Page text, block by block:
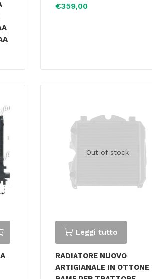
€359,00
Out of stock
Leggi tutto
RADIATORE NUOVO
ARTIGIANALE IN OTTONE